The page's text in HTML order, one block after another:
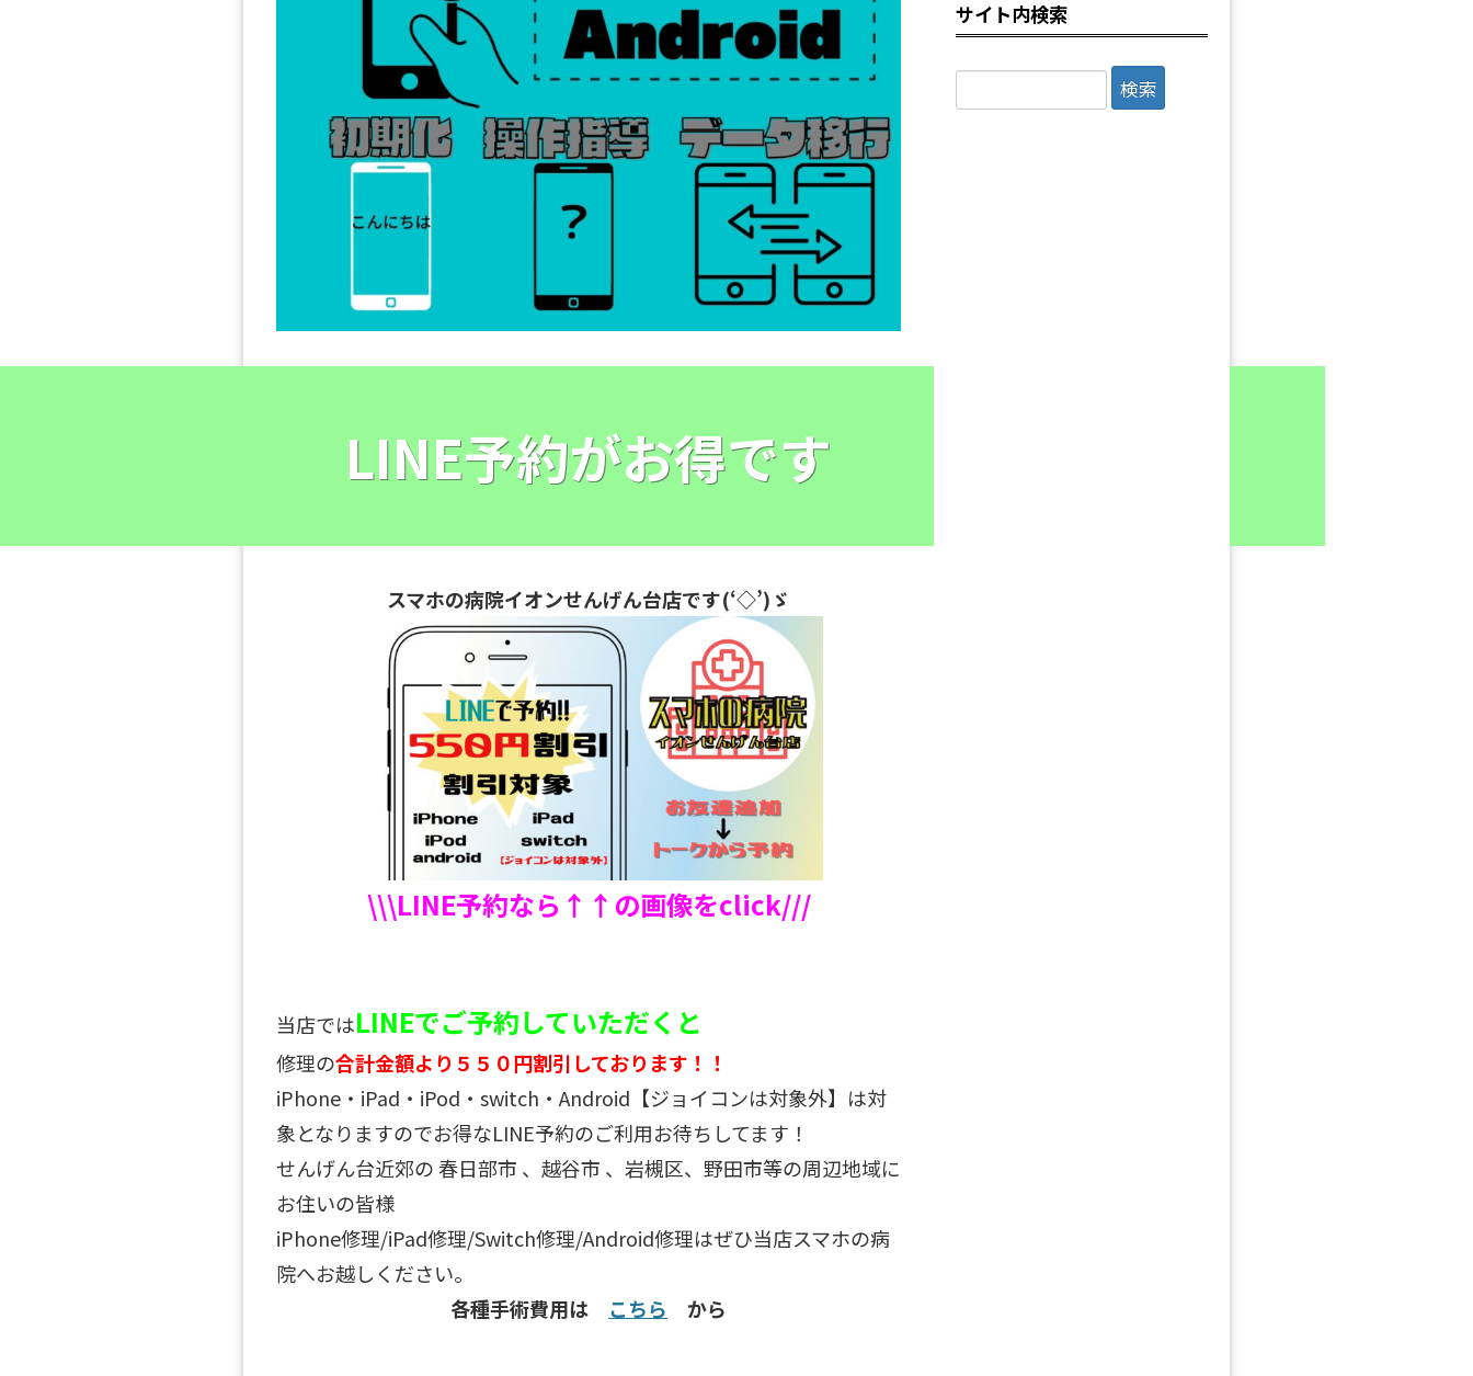
LINE予約がお得です
スマホの病院イオンせんげん台店です(‘◇’)ゞ
\\\LINE予約なら↑↑の画像をclick///
当店ではLINEでご予約していただくと
修理の合計金額より５５０円割引しております！！
iPhone・iPad・iPod・switch・Android【ジョイコンは対象外】は対
象となりますのでお得なLINE予約のご利用お待ちしてます！
せんげん台近郊の 春日部市 、越谷市 、岩槻区、野田市等の周辺地域に
お住いの皆様
iPhone修理/iPad修理/Switch修理/Android修理はぜひ当店スマホの病
院へお越しください。
各種手術費用は こちら から
サイト内検索
検
索: